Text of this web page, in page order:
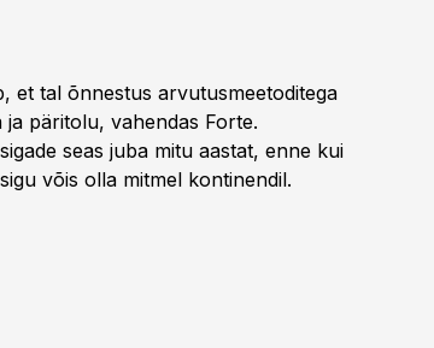
et tal õnnestus arvutusmeetoditega
ja päritolu, vahendas Forte.
seas juba mitu aastat, enne kui
võis olla mitmel kontinendil.